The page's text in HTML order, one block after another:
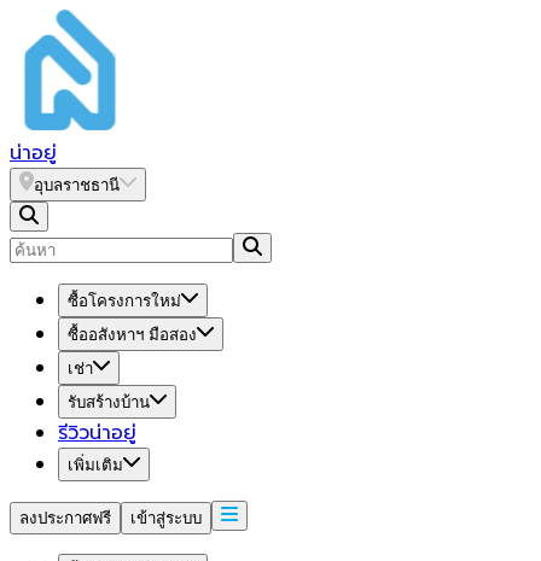
น่าอยู่
อุบลราชธานี
ซื้อโครงการใหม่
ซื้ออสังหาฯ มือสอง
เช่า
รับสร้างบ้าน
รีวิวน่าอยู่
เพิ่มเติม
ลงประกาศฟรี เข้าสู่ระบบ